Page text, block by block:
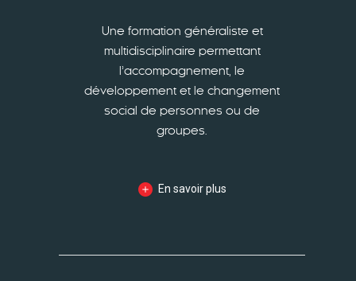
Une formation généraliste et
multidisciplinaire permettant
l’accompagnement, le
développement et le changement
social de personnes ou de
groupes.
En savoir plus